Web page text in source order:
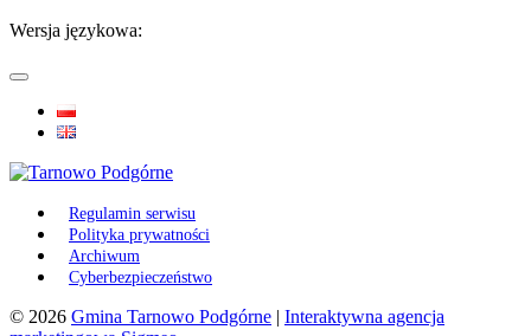
Wersja językowa:
Regulamin serwisu
Polityka prywatności
Archiwum
Cyberbezpieczeństwo
© 2026 Gmina Tarnowo Podgórne | Interaktywna agencja